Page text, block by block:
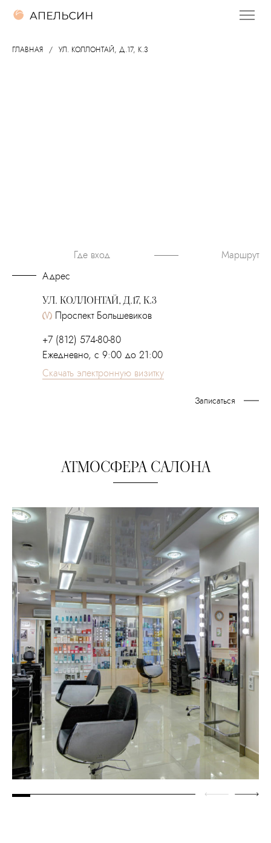
ГЛАВНАЯ УЛ. КОЛЛОНТАЙ, Д.17, К.3
Адрес
УЛ. КОЛЛОНТАЙ, Д.17, К.3
Проспект Большевиков
+7 (812) 574-80-80
Ежедневно, с 9:00 до 21:00
Скачать электронную визитку
Записаться
Маршрут
АТМОСФЕРА САЛОНА